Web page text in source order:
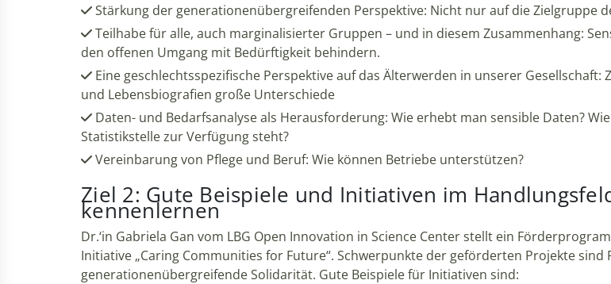
Stärkung der generationenübergreifenden Perspektive: Nicht nur auf die Zielgruppe
Teilhabe für alle, auch marginalisierter Gruppen – und in diesem Zusammenhang:
den offenen Umgang mit Bedürftigkeit behindern.
Eine geschlechtsspezifische Perspektive auf das Älterwerden in unserer
und Lebensbiografien große Unterschiede
Daten- und Bedarfsanalyse als Herausforderung: Wie erhebt man sensible Daten?
Statistikstelle zur Verfügung steht?
Vereinbarung von Pflege und Beruf: Wie können Betriebe unterstützen?
Ziel 2: Gute Beispiele und Initiativen im
kennenlernen
Dr.‘in Gabriela Gan vom LBG Open Innovation in Science Center stellt ein
Initiative „Caring Communities for Future“. Schwerpunkte der geförderten Projekte
generationenübergreifende Solidarität. Gute Beispiele für Initiativen sind: